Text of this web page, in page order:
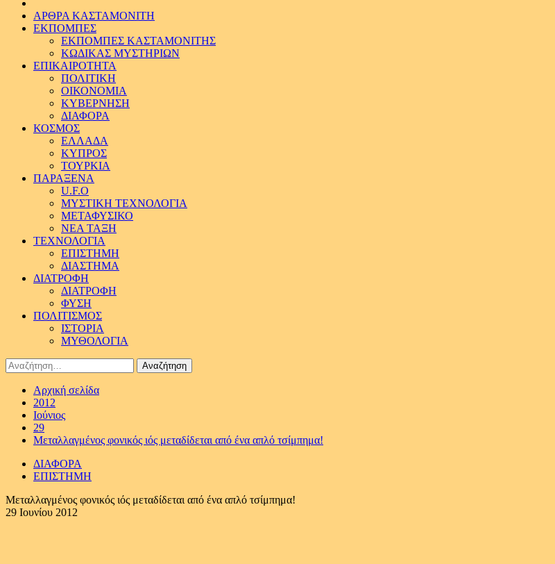
ΑΡΘΡΑ ΚΑΣΤΑΜΟΝΙΤΗ
ΕΚΠΟΜΠΕΣ
ΕΚΠΟΜΠΕΣ ΚΑΣΤΑΜΟΝΙΤΗΣ
ΚΩΔΙΚΑΣ ΜΥΣΤΗΡΙΩΝ
ΕΠΙΚΑΙΡΟΤΗΤΑ
ΠΟΛΙΤΙΚΗ
ΟΙΚΟΝΟΜΙΑ
ΚΥΒΕΡΝΗΣΗ
ΔΙΑΦΟΡΑ
ΚΟΣΜΟΣ
ΕΛΛΑΔΑ
ΚΥΠΡΟΣ
ΤΟΥΡΚΙΑ
ΠΑΡΑΞΕΝΑ
U.F.O
ΜΥΣΤΙΚΗ ΤΕΧΝΟΛΟΓΙΑ
ΜΕΤΑΦΥΣΙΚΟ
ΝΕΑ ΤΑΞΗ
ΤΕΧΝΟΛΟΓΙΑ
ΕΠΙΣΤΗΜΗ
ΔΙΑΣΤΗΜΑ
ΔΙΑΤΡΟΦΗ
ΔΙΑΤΡΟΦΗ
ΦΥΣΗ
ΠΟΛΙΤΙΣΜΟΣ
ΙΣΤΟΡΙΑ
ΜΥΘΟΛΟΓΙΑ
Αναζήτηση
για:
Αρχική σελίδα
2012
Ιούνιος
29
Μεταλλαγμένος φονικός ιός μεταδίδεται από ένα απλό τσίμπημα!
ΔΙΑΦΟΡΑ
ΕΠΙΣΤΗΜΗ
Μεταλλαγμένος φονικός ιός μεταδίδεται από ένα απλό τσίμπημα!
29 Ιουνίου 2012